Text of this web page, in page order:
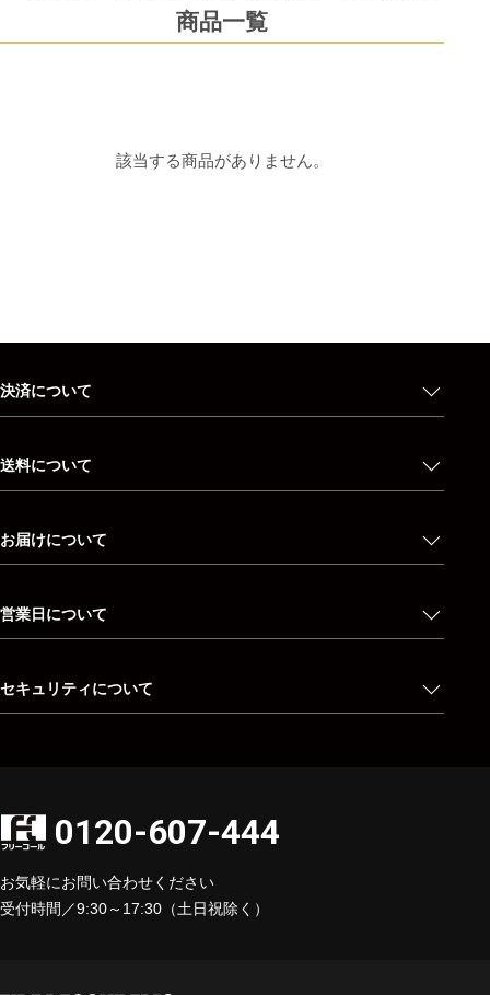
商品一覧
該当する商品がありません。
決済について
送料について
お届けについて
営業日について
セキュリティについて
0120-607-444
お気軽にお問い合わせください
受付時間／9:30～17:30（土日祝除く）